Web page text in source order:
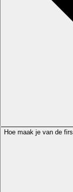
Hoe maak je van de